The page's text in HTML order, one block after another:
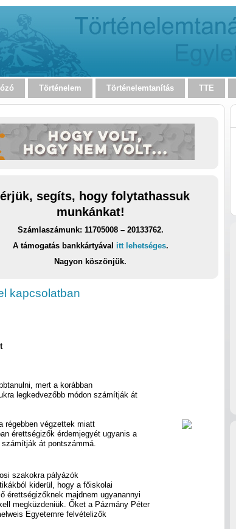
Történelem Történelemtanítás TTE
segíts, hogy folytathassuk
munkánkat!
Számlaszámunk: 11705008 – 20133762.
A támogatás bankkártyával itt lehetséges.
Nagyon köszönjük.
kapcsolatban
mert a korábban
legkedvezőbb módon számítják át
régebben végzettek miatt
érettségizők érdemjegyét ugyanis a
át pontszámmá.
szakokra pályázók
kiderül, hogy a főiskolai
érettségizőknek majdnem ugyanannyi
megküzdeniük. Őket a Pázmány Péter
Egyetemre felvételizők